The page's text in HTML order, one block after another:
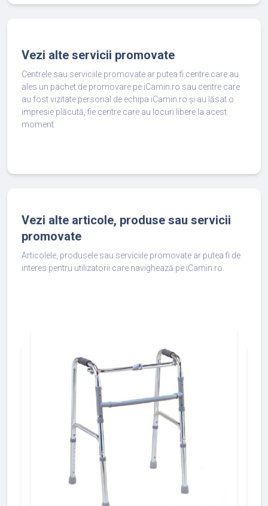
Vezi alte servicii promovate
Centrele sau serviciile promovate ar putea fi centre care au
ales un pachet de promovare pe iCamin.ro sau centre care
au fost vizitate personal de echipa iCamin.ro și au lăsat o
impresie plăcută, fie centre care au locuri libere la acest
moment.
Vezi alte articole, produse sau servicii
promovate
Articolele, produsele sau serviciile promovate ar putea fi de
interes pentru utilizatorii care navighează pe iCamin.ro.